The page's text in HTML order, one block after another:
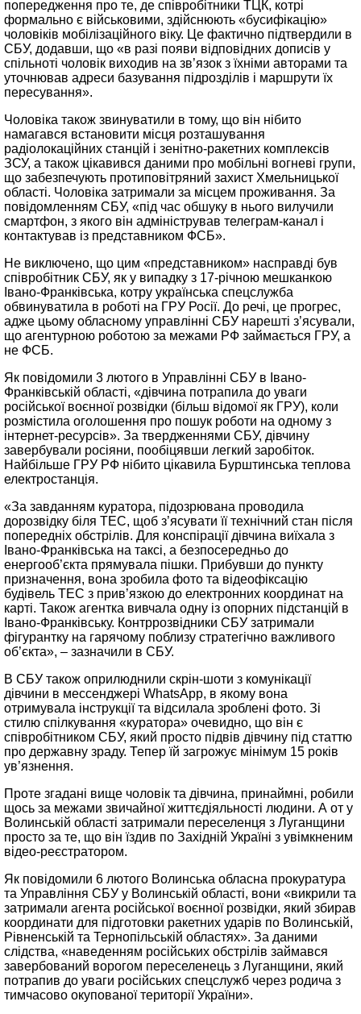
попередження про те, де співробітники ТЦК, котрі
формально є військовими, здійснюють «бусифікацію»
чоловіків мобілізаційного віку. Це фактично підтвердили в
СБУ, додавши, що «в разі появи відповідних дописів у
спільноті чоловік виходив на зв’язок з їхніми авторами та
уточнював адреси базування підрозділів і маршрути їх
пересування».
Чоловіка також звинуватили в тому, що він нібито
намагався встановити місця розташування
радіолокаційних станцій і зенітно-ракетних комплексів
ЗСУ, а також цікавився даними про мобільні вогневі групи,
що забезпечують протиповітряний захист Хмельницької
області. Чоловіка затримали за місцем проживання. За
повідомленням СБУ, «під час обшуку в нього вилучили
смартфон, з якого він адміністрував телеграм-канал і
контактував із представником ФСБ».
Не виключено, що цим «представником» насправді був
співробітник СБУ, як у випадку з 17-річною мешканкою
Івано-Франківська, котру українська спецслужба
обвинуватила в роботі на ГРУ Росії. До речі, це прогрес,
адже цьому обласному управлінні СБУ нарешті з’ясували,
що агентурною роботою за межами РФ займається ГРУ, а
не ФСБ.
Як повідомили 3 лютого в Управлінні СБУ в Івано-
Франківській області, «дівчина потрапила до уваги
російської воєнної розвідки (більш відомої як ГРУ), коли
розмістила оголошення про пошук роботи на одному з
інтернет-ресурсів». За твердженнями СБУ, дівчину
завербували росіяни, пообіцявши легкий заробіток.
Найбільше ГРУ РФ нібито цікавила Бурштинська теплова
електростанція.
«За завданням куратора, підозрювана проводила
дорозвідку біля ТЕС, щоб з’ясувати її технічний стан після
попередніх обстрілів. Для конспірації дівчина виїхала з
Івано-Франківська на таксі, а безпосередньо до
енергооб’єкта прямувала пішки. Прибувши до пункту
призначення, вона зробила фото та відеофіксацію
будівель ТЕС з прив’язкою до електронних координат на
карті. Також агентка вивчала одну із опорних підстанцій в
Івано-Франківську. Контррозвідники СБУ затримали
фігурантку на гарячому поблизу стратегічно важливого
об’єкта», – зазначили в СБУ.
В СБУ також оприлюднили скрін-шоти з комунікації
дівчини в мессенджері WhatsApp, в якому вона
отримувала інструкції та відсилала зроблені фото. Зі
стилю спілкування «куратора» очевидно, що він є
співробітником СБУ, який просто підвів дівчину під статтю
про державну зраду. Тепер їй загрожує мінімум 15 років
ув’язнення.
Проте згадані вище чоловік та дівчина, принаймні, робили
щось за межами звичайної життєдіяльності людини. А от у
Волинській області затримали переселенця з Луганщини
просто за те, що він їздив по Західній Україні з увімкненим
відео-реєстратором.
Як повідомили 6 лютого Волинська обласна прокуратура
та Управління СБУ у Волинській області, вони «викрили та
затримали агента російської воєнної розвідки, який збирав
координати для підготовки ракетних ударів по Волинській,
Рівненській та Тернопільській областях». За даними
слідства, «наведенням російських обстрілів займався
завербований ворогом переселенець з Луганщини, який
потрапив до уваги російських спецслужб через родича з
тимчасово окупованої території України».